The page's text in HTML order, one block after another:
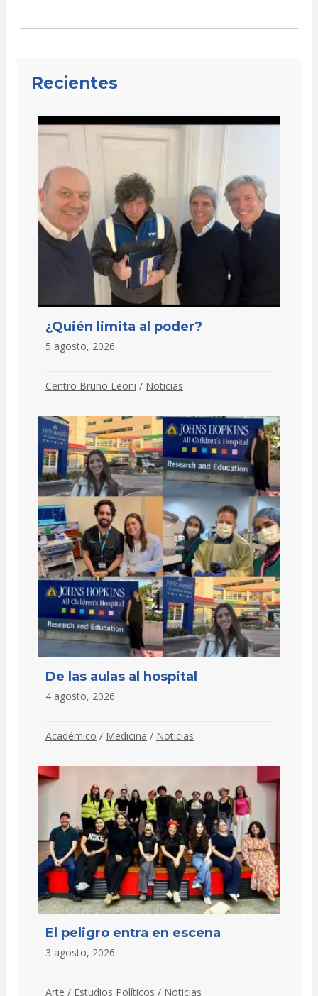
Recientes
¿Quién limita al poder?
5 agosto, 2026
Centro Bruno Leoni / Noticias
De las aulas al hospital
4 agosto, 2026
Académico / Medicina / Noticias
El peligro entra en escena
3 agosto, 2026
Arte / Estudios Políticos / Noticias